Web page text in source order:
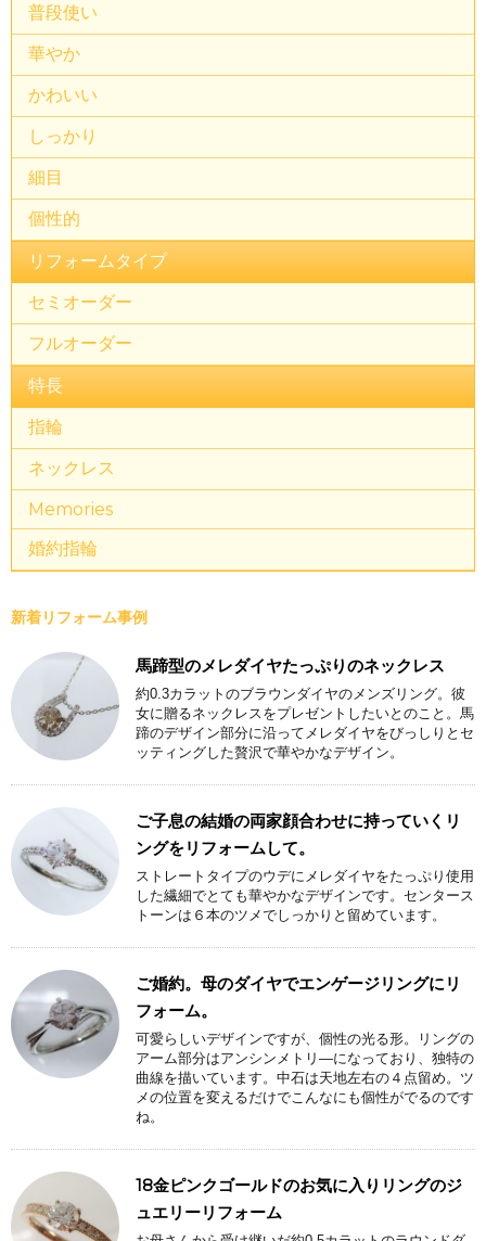
普段使い
華やか
かわいい
しっかり
細目
個性的
リフォームタイプ
セミオーダー
フルオーダー
特長
指輪
ネックレス
Memories
婚約指輪
新着リフォーム事例
馬蹄型のメレダイヤたっぷりのネックレス
約0.3カラットのブラウンダイヤのメンズリング。彼
女に贈るネックレスをプレゼントしたいとのこと。馬
蹄のデザイン部分に沿ってメレダイヤをびっしりとセ
ッティングした贅沢で華やかなデザイン。
ご子息の結婚の両家顔合わせに持っていくリ
ングをリフォームして。
ストレートタイプのウデにメレダイヤをたっぷり使用
した繊細でとても華やかなデザインです。センタース
トーンは６本のツメでしっかりと留めています。
ご婚約。母のダイヤでエンゲージリングにリ
フォーム。
可愛らしいデザインですが、個性の光る形。リングの
アーム部分はアンシンメトリ―になっており、独特の
曲線を描いています。中石は天地左右の４点留め。ツ
メの位置を変えるだけでこんなにも個性がでるのです
ね。
18金ピンクゴールドのお気に入りリングのジ
ュエリーリフォーム